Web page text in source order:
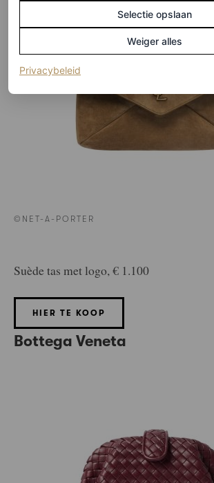
©NET-A-PORTER
Suède tas met logo, € 1.100
HIER TE KOOP
Bottega Veneta
Selectie opslaan
Weiger alles
Privacybeleid